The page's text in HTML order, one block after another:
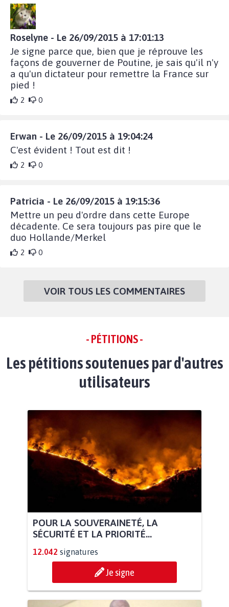
Roselyne - Le 26/09/2015 à 17:01:13
Je signe parce que, bien que je réprouve les
façons de gouverner de Poutine, je sais qu'il n'y
a qu'un dictateur pour remettre la France sur
pied !
2 0
Erwan - Le 26/09/2015 à 19:04:24
C'est évident ! Tout est dit !
2 0
Patricia - Le 26/09/2015 à 19:15:36
Mettre un peu d'ordre dans cette Europe
décadente. Ce sera toujours pas pire que le
duo Hollande/Merkel
2 0
VOIR TOUS LES COMMENTAIRES
- PÉTITIONS -
Les pétitions soutenues par d'autres
utilisateurs
POUR LA SOUVERAINETÉ, LA
SÉCURITÉ ET LA PRIORITÉ...
12.042 signatures
Je signe